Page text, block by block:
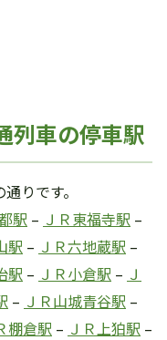
列車の停車駅
りです。
駅 – ＪＲ東福寺駅 –
駅 – ＪＲ六地蔵駅 –
駅 – ＪＲ小倉駅 – Ｊ
– ＪＲ山城青谷駅 –
棚倉駅 – ＪＲ上狛駅 –